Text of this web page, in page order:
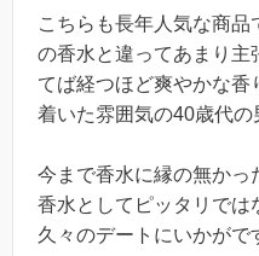
こちらも長年人気な商
の香水と違ってあまり主
てば経つほど爽やかな香
着いた雰囲気の40歳代の
今まで香水に縁の無かっ
香水としてピッタリでは
久々のデートにいかがで